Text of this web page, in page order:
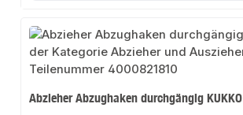
Abzieher Abzughaken durchgängig KUKKO